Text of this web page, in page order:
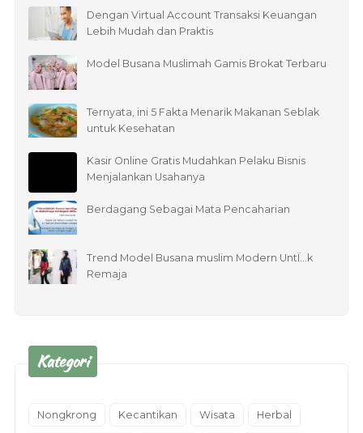
Dengan Virtual Account Transaksi Keuangan
Lebih Mudah dan Praktis
Model Busana Muslimah Gamis Brokat Terbaru
Ternyata, ini 5 Fakta Menarik Makanan Seblak
untuk Kesehatan
Kasir Online Gratis Mudahkan Pelaku Bisnis
Menjalankan Usahanya
Berdagang Sebagai Mata Pencaharian
Trend Model Busana muslim Modern UntÏ…k
Remaja
Kategori
Nongkrong Kecantikan Wisata Herbal